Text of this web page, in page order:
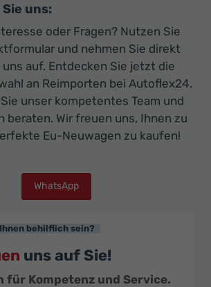
uns:
oder Fragen? Nutzen Sie
und nehmen Sie direkt
auf. Entdecken Sie jetzt die
an Reimporten bei Autoflex24.
unser kompetentes Team und
beraten. Wir freuen uns, Ihnen zu
Eu-Neuwagen zu kaufen!
WhatsApp
behilflich sein?
uns auf Sie!
für Kompetenz und Service.